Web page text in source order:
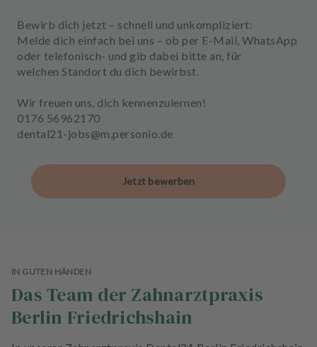
Bewirb dich jetzt – schnell und unkompliziert:
Melde dich einfach bei uns – ob per E-Mail, WhatsApp
oder telefonisch- und gib dabei bitte an, für
welchen Standort du dich bewirbst.
Wir freuen uns, dich kennenzulernen!
0176 56962170
dental21-jobs@m.personio.de
Jetzt bewerben
IN GUTEN HÄNDEN
Das Team der Zahnarztpraxis
Berlin Friedrichshain